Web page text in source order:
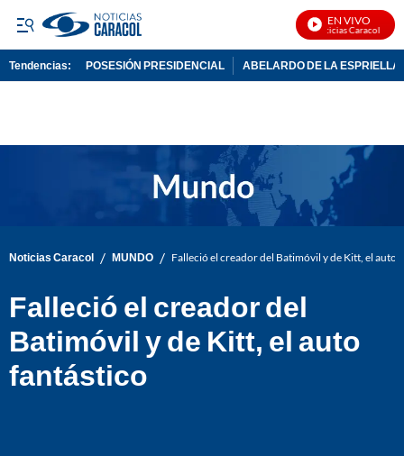
EN VIVO
Noticias Caracol En
Tendencias: POSESIÓN PRESIDENCIAL ABELARDO DE LA ESPRIELLA
Noticias Caracol / MUNDO / Falleció el creador del Batimóvil y de Kitt, el auto
Falleció el creador del
Batimóvil y de Kitt, el auto
fantástico